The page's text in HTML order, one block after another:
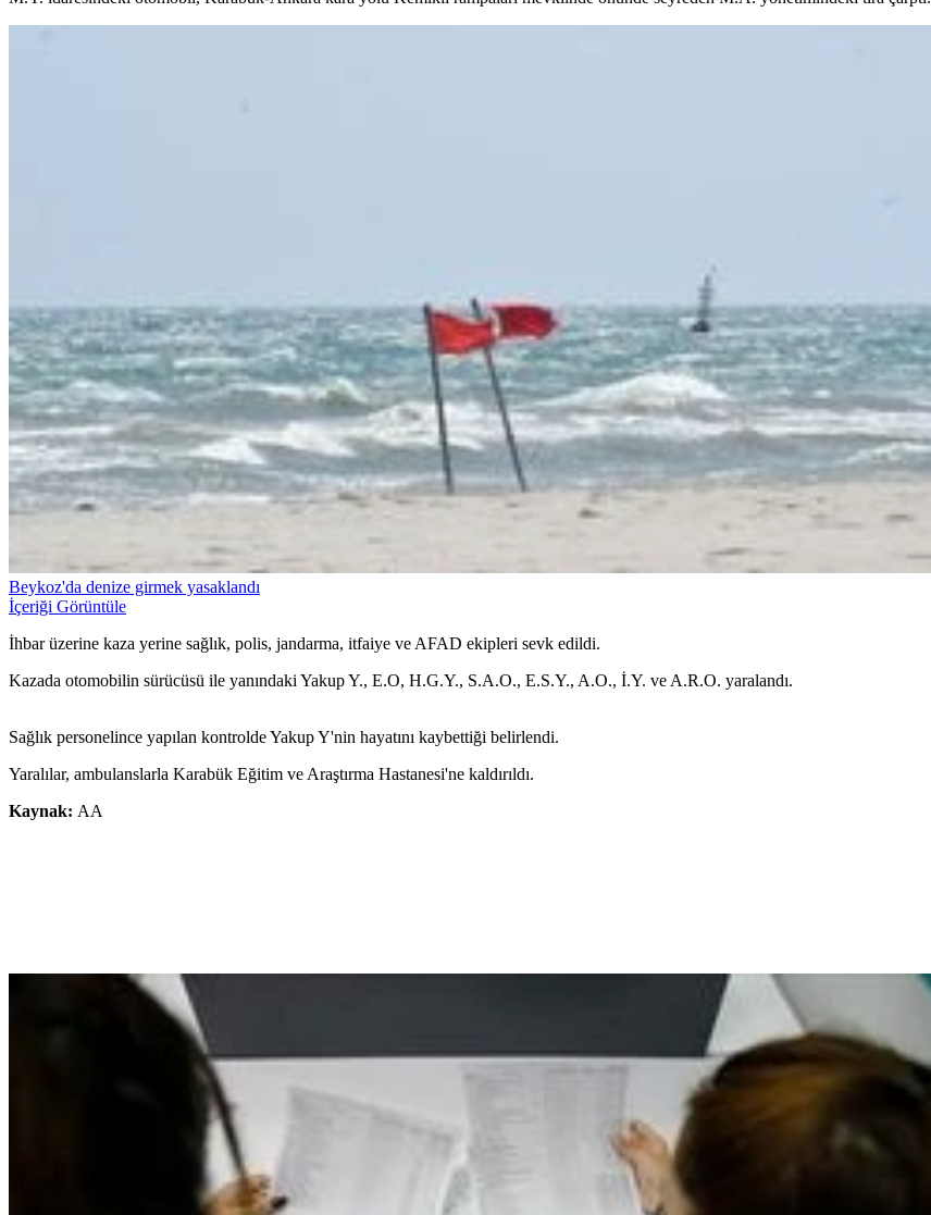
Beykoz'da denize girmek yasaklandı
İçeriği Görüntüle
İhbar üzerine kaza yerine sağlık, polis, jandarma, itfaiye ve AFAD ekipleri sevk edildi.
Kazada otomobilin sürücüsü ile yanındaki Yakup Y., E.O, H.G.Y., S.A.O., E.S.Y., A.O., İ.Y. ve A.R.O. yaralandı.
Sağlık personelince yapılan kontrolde Yakup Y'nin hayatını kaybettiği belirlendi.
Yaralılar, ambulanslarla Karabük Eğitim ve Araştırma Hastanesi'ne kaldırıldı.
Kaynak: AA